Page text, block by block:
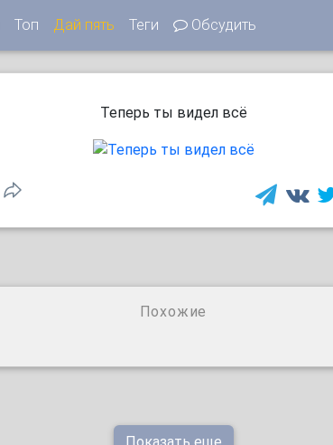
Топ Дай пять Теги Обсудить
Теперь ты видел всё
Похожие
Показать еще